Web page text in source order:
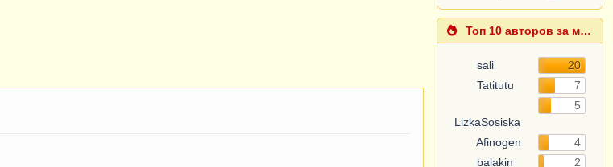
Топ 10 авторов за месяц
sali
20
Tatitutu
7
LizkaSosiska
5
Afinogen
4
balakin
2